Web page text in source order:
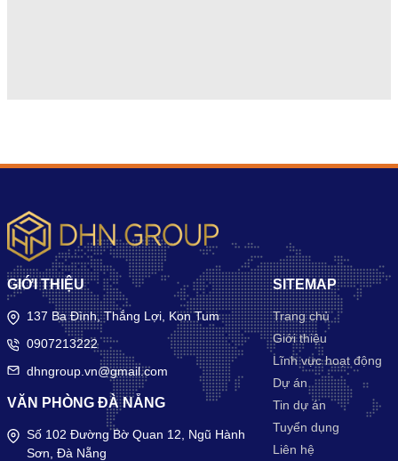
GIỚI THIỆU
137 Ba Đình, Thắng Lợi, Kon Tum
0907213222
dhngroup.vn@gmail.com
VĂN PHÒNG ĐÀ NẴNG
Số 102 Đường Bờ Quan 12, Ngũ Hành
Sơn, Đà Nẵng
SITEMAP
Trang chủ
Giới thiệu
Lĩnh vực hoạt động
Dự án
Tin dự án
Tuyển dụng
Liên hệ